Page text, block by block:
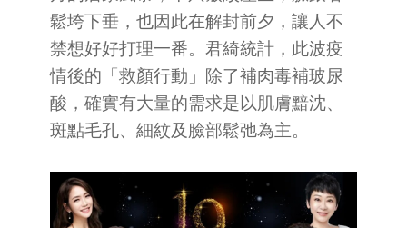
鬆垮下垂，也因此在解封前夕，讓人不
禁想好好打理一番。君綺統計，此波疫
情後的「救顏行動」除了補肉毒補玻尿
酸，確實有大量的需求是以肌膚黯沈、
斑點毛孔、細紋及臉部鬆弛為主。